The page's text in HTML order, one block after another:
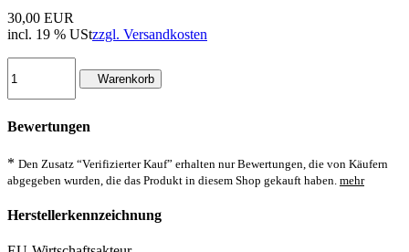
30,00 EUR
incl. 19 % UStzzgl. Versandkosten
Warenkorb
Bewertungen
* Den Zusatz “Verifizierter Kauf” erhalten nur Bewertungen, die von Käufern
abgegeben wurden, die das Produkt in diesem Shop gekauft haben. mehr
Herstellerkennzeichnung